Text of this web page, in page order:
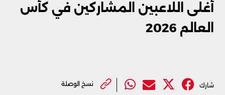
أغلى اللاعبين المشاركين في كأس
العالم 2026
شارك نسخ الوصلة